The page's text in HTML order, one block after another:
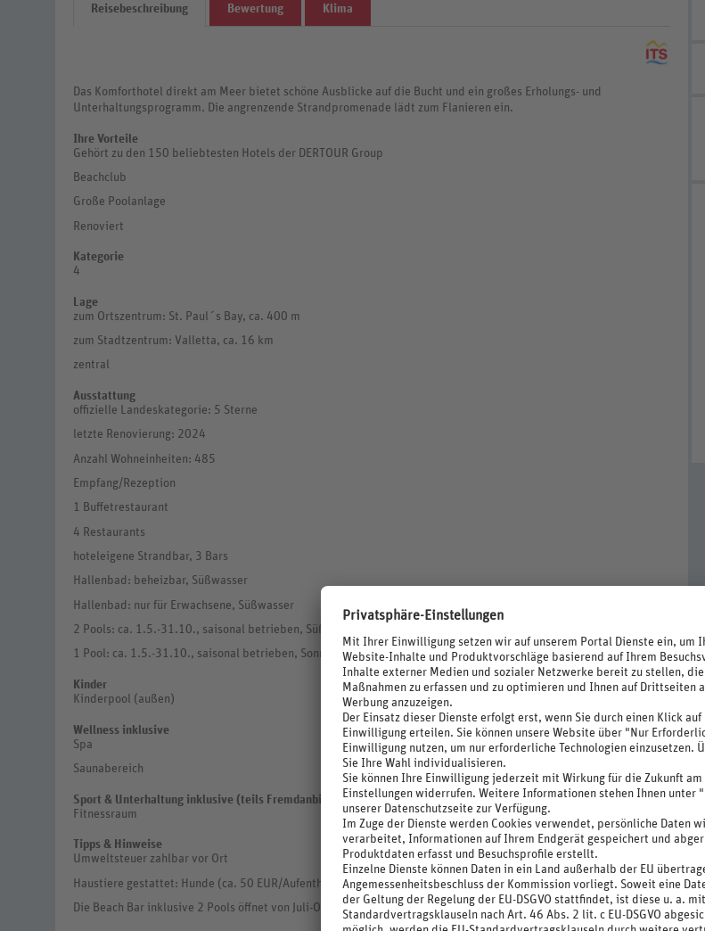
Reisebeschreibung Bewertung Klima
Das Komforthotel direkt am Meer bietet schöne Ausblicke auf die Bucht und ein großes Erholungs- und
Unterhaltungsprogramm. Die angrenzende Strandpromenade lädt zum Flanieren ein.
Ihre Vorteile
Gehört zu den 150 beliebtesten Hotels der DERTOUR Group
Beachclub
Große Poolanlage
Renoviert
Kategorie
4
Lage
zum Ortszentrum: St. Paul´s Bay, ca. 400 m
zum Stadtzentrum: Valletta, ca. 16 km
zentral
Ausstattung
offizielle Landeskategorie: 5 Sterne
letzte Renovierung: 2024
Anzahl Wohneinheiten: 485
Empfang/Rezeption
1 Buffetrestaurant
4 Restaurants
hoteleigene Strandbar, 3 Bars
Hallenbad: beheizbar, Süßwasser
Hallenbad: nur für Erwachsene, Süßwasser
2 Pools: ca. 1.5.-31.10., saisonal betrieben, Süßwasser, Sonnenschirme, Liegen
1 Pool: ca. 1.5.-31.10., saisonal betrieben, Sonnenschirme, Liegen
Kinder
Kinderpool (außen)
Wellness inklusive
Spa
Saunabereich
Sport & Unterhaltung inklusive (teils Fremdanbieter)
Fitnessraum
Tipps & Hinweise
Umweltsteuer zahlbar vor Ort
Haustiere gestattet: Hunde (ca. 50 EUR/Aufenthalt), (ca. 50 CHF/Aufenthalt), Gewicht < 15 kg
Die Beach Bar inklusive 2 Pools öffnet von Juli-Oktober.